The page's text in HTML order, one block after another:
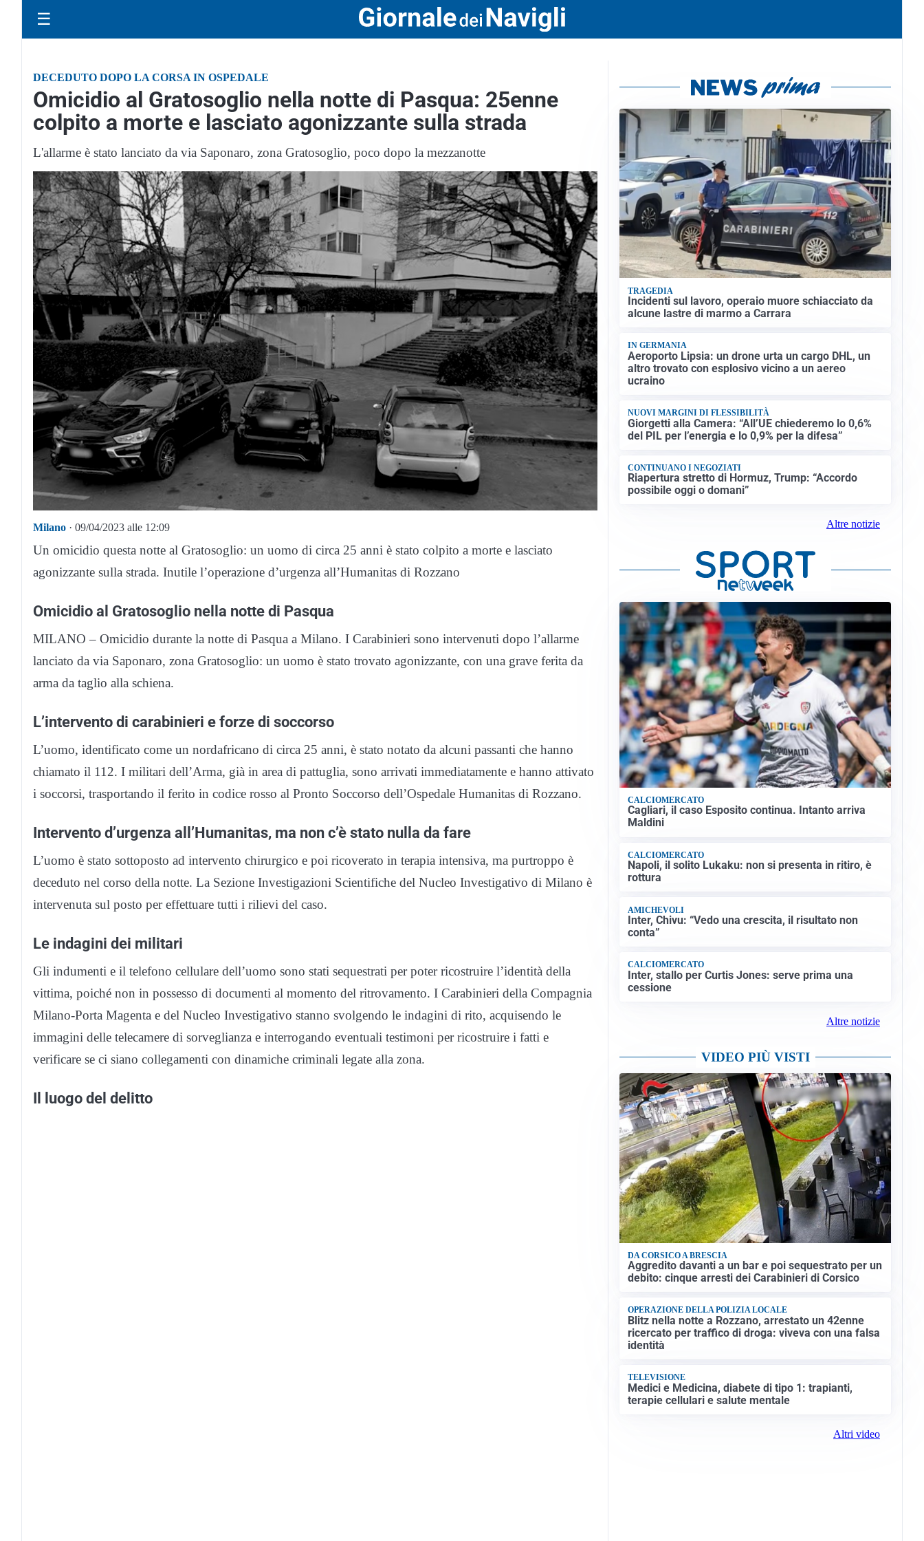
☰
DECEDUTO DOPO LA CORSA IN OSPEDALE
Omicidio al Gratosoglio nella notte di Pasqua: 25enne
colpito a morte e lasciato agonizzante sulla strada
L'allarme è stato lanciato da via Saponaro, zona Gratosoglio, poco dopo la mezzanotte
Milano · 09/04/2023 alle 12:09
Un omicidio questa notte al Gratosoglio: un uomo di circa 25 anni è stato colpito a morte e lasciato
agonizzante sulla strada. Inutile l’operazione d’urgenza all’Humanitas di Rozzano
Omicidio al Gratosoglio nella notte di Pasqua
MILANO – Omicidio durante la notte di Pasqua a Milano. I Carabinieri sono intervenuti dopo l’allarme
lanciato da via Saponaro, zona Gratosoglio: un uomo è stato trovato agonizzante, con una grave ferita da
arma da taglio alla schiena.
L’intervento di carabinieri e forze di soccorso
L’uomo, identificato come un nordafricano di circa 25 anni, è stato notato da alcuni passanti che hanno
chiamato il 112. I militari dell’Arma, già in area di pattuglia, sono arrivati immediatamente e hanno attivato
i soccorsi, trasportando il ferito in codice rosso al Pronto Soccorso dell’Ospedale Humanitas di Rozzano.
Intervento d’urgenza all’Humanitas, ma non c’è stato nulla da fare
L’uomo è stato sottoposto ad intervento chirurgico e poi ricoverato in terapia intensiva, ma purtroppo è
deceduto nel corso della notte. La Sezione Investigazioni Scientifiche del Nucleo Investigativo di Milano è
intervenuta sul posto per effettuare tutti i rilievi del caso.
Le indagini dei militari
Gli indumenti e il telefono cellulare dell’uomo sono stati sequestrati per poter ricostruire l’identità della
vittima, poiché non in possesso di documenti al momento del ritrovamento. I Carabinieri della Compagnia
Milano-Porta Magenta e del Nucleo Investigativo stanno svolgendo le indagini di rito, acquisendo le
immagini delle telecamere di sorveglianza e interrogando eventuali testimoni per ricostruire i fatti e
verificare se ci siano collegamenti con dinamiche criminali legate alla zona.
Il luogo del delitto
TRAGEDIA
Incidenti sul lavoro, operaio muore schiacciato da
alcune lastre di marmo a Carrara
IN GERMANIA
Aeroporto Lipsia: un drone urta un cargo DHL, un
altro trovato con esplosivo vicino a un aereo
ucraino
NUOVI MARGINI DI FLESSIBILITÀ
Giorgetti alla Camera: “All’UE chiederemo lo 0,6%
del PIL per l’energia e lo 0,9% per la difesa”
CONTINUANO I NEGOZIATI
Riapertura stretto di Hormuz, Trump: “Accordo
possibile oggi o domani”
Altre notizie
CALCIOMERCATO
Cagliari, il caso Esposito continua. Intanto arriva
Maldini
CALCIOMERCATO
Napoli, il solito Lukaku: non si presenta in ritiro, è
rottura
AMICHEVOLI
Inter, Chivu: “Vedo una crescita, il risultato non
conta”
CALCIOMERCATO
Inter, stallo per Curtis Jones: serve prima una
cessione
Altre notizie
VIDEO PIÙ VISTI
DA CORSICO A BRESCIA
Aggredito davanti a un bar e poi sequestrato per un
debito: cinque arresti dei Carabinieri di Corsico
OPERAZIONE DELLA POLIZIA LOCALE
Blitz nella notte a Rozzano, arrestato un 42enne
ricercato per traffico di droga: viveva con una falsa
identità
TELEVISIONE
Medici e Medicina, diabete di tipo 1: trapianti,
terapie cellulari e salute mentale
Altri video